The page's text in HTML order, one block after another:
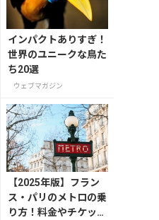
インパクトありすぎ！
世界のユニークな鳥た
ち20選
ウェブマガジン
【2025年版】フラン
ス・パリのメトロの乗
り方！料金やチケット